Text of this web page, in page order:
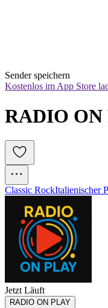
Sender speichern
Kostenlos im App Store
RADIO ON
Classic RockItalienischer
Jetzt Läuft
RADIO ON PLAY